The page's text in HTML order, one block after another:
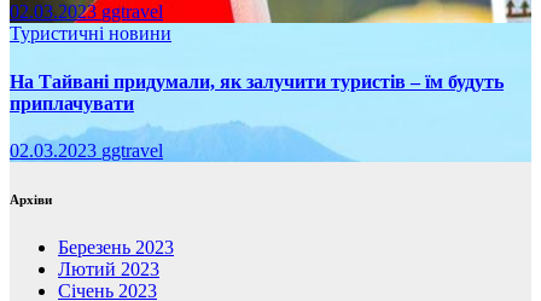
02.03.2023 ggtravel
Туристичні новини
На Тайвані придумали, як залучити туристів – їм будуть
приплачувати
02.03.2023 ggtravel
Архіви
Березень 2023
Лютий 2023
Січень 2023